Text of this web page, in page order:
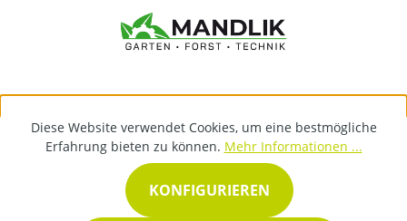
Diese Website verwendet Cookies, um eine bestmögliche
Erfahrung bieten zu können. Mehr Informationen ...
KONFIGURIEREN